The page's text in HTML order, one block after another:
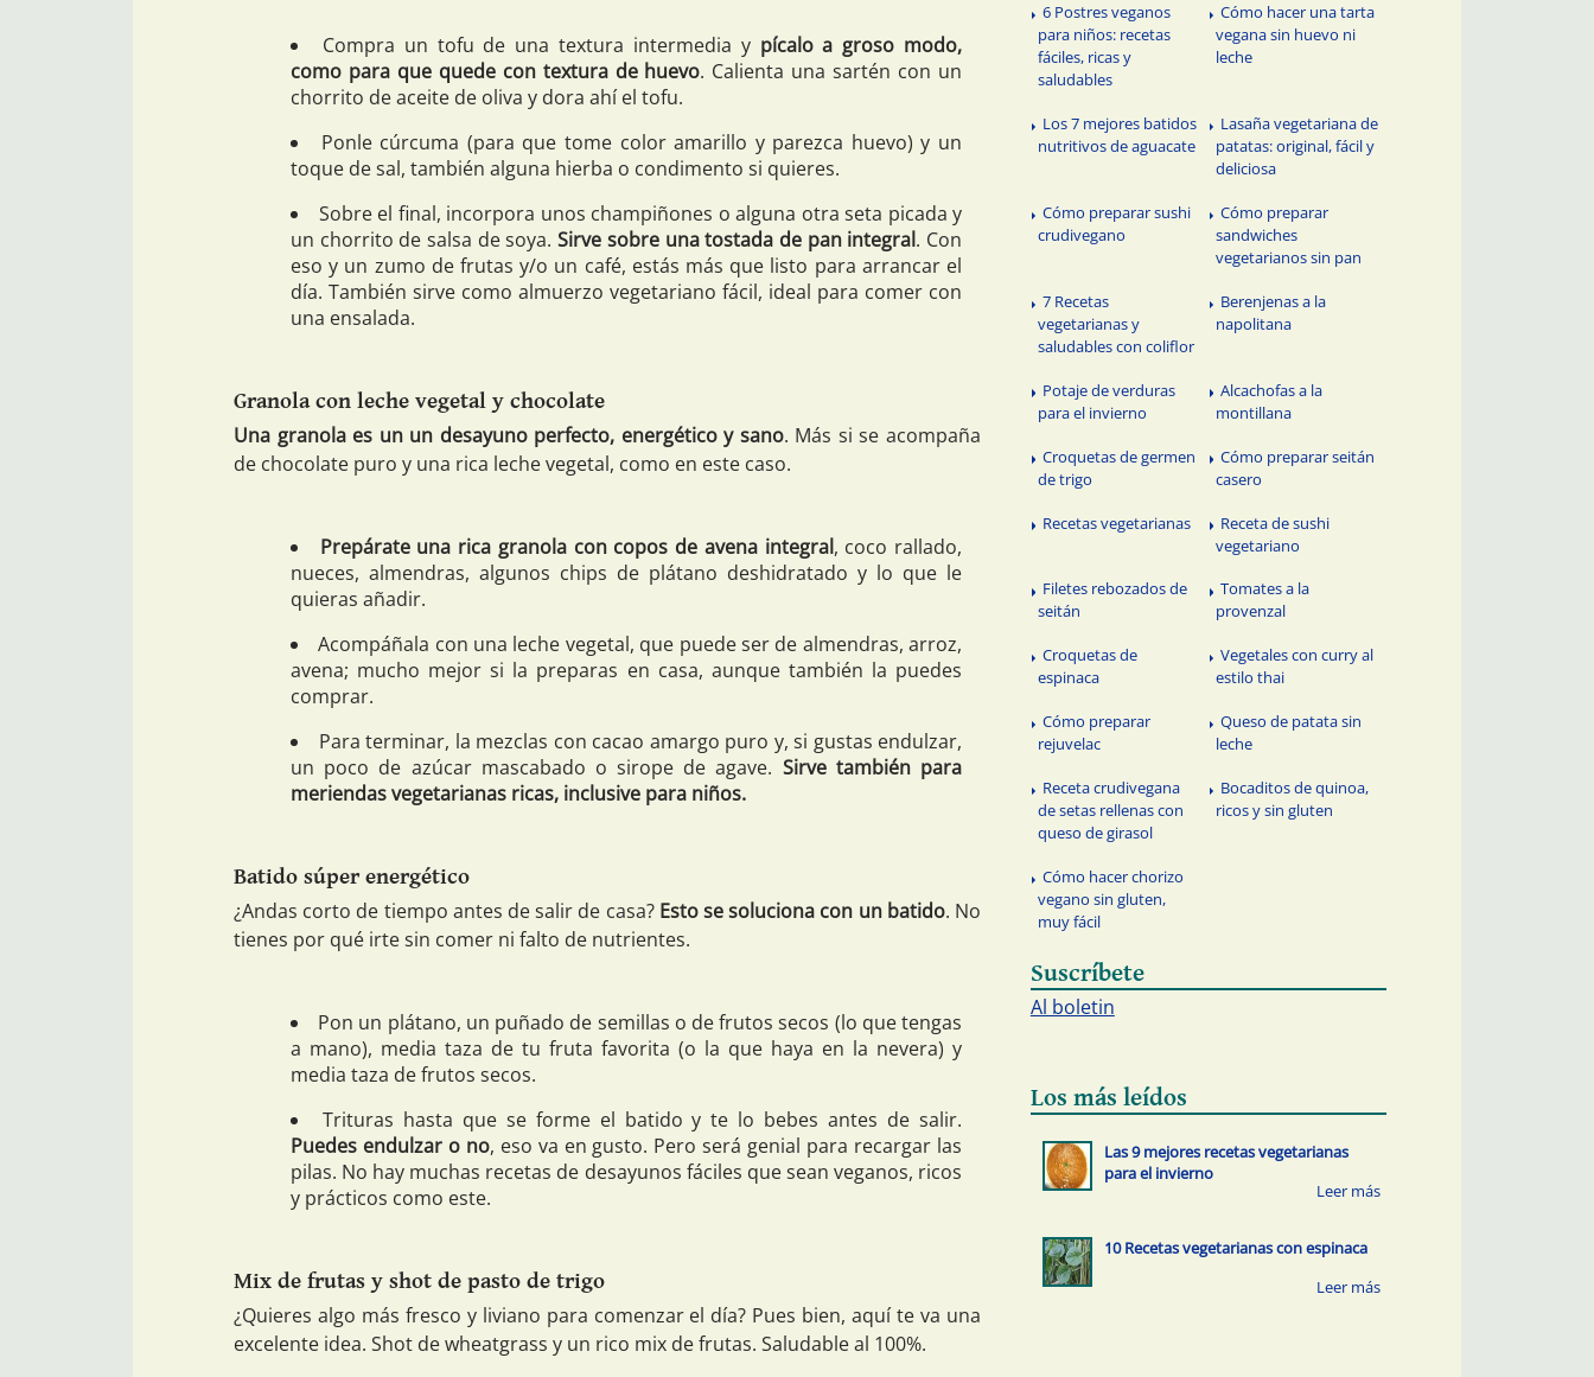
Compra un tofu de una textura intermedia y pícalo a groso modo,
como para que quede con textura de huevo. Calienta una sartén con un
chorrito de aceite de oliva y dora ahí el tofu.
Ponle cúrcuma (para que tome color amarillo y parezca huevo) y un
toque de sal, también alguna hierba o condimento si quieres.
Sobre el final, incorpora unos champiñones o alguna otra seta picada y
un chorrito de salsa de soya.Sirve sobre una tostada de pan integral. Con
eso y un zumo de frutas y/o un café, estás más que listo para arrancar el
día. También sirve como almuerzo vegetariano fácil, ideal para comer con
una ensalada.
Granola con leche vegetal y chocolate
Una granola es un un desayuno perfecto, energético y sano. Más si se acompaña
de chocolate puro y una rica leche vegetal, como en este caso.
Prepárate una rica granola con copos de avena integral, coco rallado,
nueces, almendras, algunos chips de plátano deshidratado y lo que le
quieras añadir.
Acompáñala con una leche vegetal, que puede ser de almendras, arroz,
avena; mucho mejor si la preparas en casa, aunque también la puedes
comprar.
Para terminar, la mezclas con cacao amargo puro y, si gustas endulzar,
un poco de azúcar mascabado o sirope de agave. Sirve también para
meriendas vegetarianas ricas, inclusive para niños.
Batido súper energético
¿Andas corto de tiempo antes de salir de casa? Esto se soluciona con un batido. No
tienes por qué irte sin comer ni falto de nutrientes.
Pon un plátano, un puñado de semillas o de frutos secos (lo que tengas
a mano), media taza de tu fruta favorita (o la que haya en la nevera) y
media taza de frutos secos.
Trituras hasta que se forme el batido y te lo bebes antes de salir.
Puedes endulzar o no, eso va en gusto. Pero será genial para recargar las
pilas. No hay muchas recetas de desayunos fáciles que sean veganos, ricos
y prácticos como este.
Mix de frutas y shot de pasto de trigo
¿Quieres algo más fresco y liviano para comenzar el día? Pues bien, aquí te va una
excelente idea. Shot de wheatgrass y un rico mix de frutas. Saludable al 100%.
6 Postres veganos
para niños: recetas
fáciles, ricas y
saludables
Cómo hacer una tarta
vegana sin huevo ni
leche
Los 7 mejores batidos
nutritivos de aguacate
Lasaña vegetariana de
patatas: original, fácil y
deliciosa
Cómo preparar sushi
crudivegano
Cómo preparar
sandwiches
vegetarianos sin pan
7 Recetas
vegetarianas y
saludables con coliflor
Berenjenas a la
napolitana
Potaje de verduras
para el invierno
Alcachofas a la
montillana
Croquetas de germen
de trigo
Cómo preparar seitán
casero
Recetas vegetarianas
Receta de sushi
vegetariano
Filetes rebozados de
seitán
Tomates a la
provenzal
Croquetas de
espinaca
Vegetales con curry al
estilo thai
Cómo preparar
rejuvelac
Queso de patata sin
leche
Receta crudivegana
de setas rellenas con
queso de girasol
Bocaditos de quinoa,
ricos y sin gluten
Cómo hacer chorizo
vegano sin gluten,
muy fácil
Suscríbete
Al boletin
Los más leídos
Las 9 mejores recetas vegetarianas
para el invierno
10 Recetas vegetarianas con espinaca